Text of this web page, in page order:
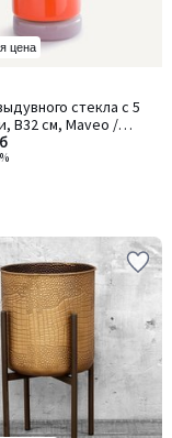
цена
стекла с 5
В32 см, Maveo /